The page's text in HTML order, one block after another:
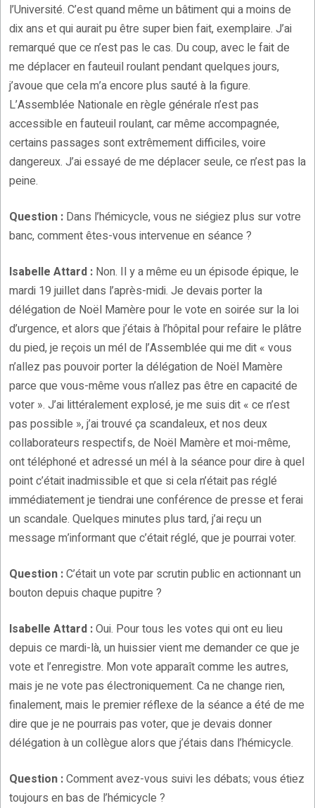
l’Université. C’est quand même un bâtiment qui a moins de
dix ans et qui aurait pu être super bien fait, exemplaire. J’ai
remarqué que ce n’est pas le cas. Du coup, avec le fait de
me déplacer en fauteuil roulant pendant quelques jours,
j’avoue que cela m’a encore plus sauté à la figure.
L’Assemblée Nationale en règle générale n’est pas
accessible en fauteuil roulant, car même accompagnée,
certains passages sont extrêmement difficiles, voire
dangereux. J’ai essayé de me déplacer seule, ce n’est pas la
peine.
Question : Dans l’hémicycle, vous ne siégiez plus sur votre
banc, comment êtes-vous intervenue en séance ?
Isabelle Attard : Non. Il y a même eu un épisode épique, le
mardi 19 juillet dans l’après-midi. Je devais porter la
délégation de Noël Mamère pour le vote en soirée sur la loi
d’urgence, et alors que j’étais à l’hôpital pour refaire le plâtre
du pied, je reçois un mél de l’Assemblée qui me dit « vous
n’allez pas pouvoir porter la délégation de Noël Mamère
parce que vous-même vous n’allez pas être en capacité de
voter ». J’ai littéralement explosé, je me suis dit « ce n’est
pas possible », j’ai trouvé ça scandaleux, et nos deux
collaborateurs respectifs, de Noël Mamère et moi-même,
ont téléphoné et adressé un mél à la séance pour dire à quel
point c’était inadmissible et que si cela n’était pas réglé
immédiatement je tiendrai une conférence de presse et ferai
un scandale. Quelques minutes plus tard, j’ai reçu un
message m’informant que c’était réglé, que je pourrai voter.
Question :C’était un vote par scrutin public en actionnant un
bouton depuis chaque pupitre ?
Isabelle Attard :Oui. Pour tous les votes qui ont eu lieu
depuis ce mardi-là, un huissier vient me demander ce que je
vote et l’enregistre. Mon vote apparaît comme les autres,
mais je ne vote pas électroniquement. Ca ne change rien,
finalement, mais le premier réflexe de la séance a été de me
dire que je ne pourrais pas voter, que je devais donner
délégation à un collègue alors que j’étais dans l’hémicycle.
Question :Comment avez-vous suivi les débats; vous étiez
toujours en bas de l’hémicycle ?